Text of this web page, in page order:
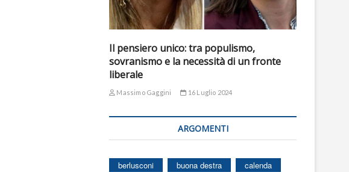
Il pensiero unico: tra populismo,
sovranismo e la necessità di un fronte
liberale
Massimo Gaggini 16 Luglio 2024
ARGOMENTI
berlusconi buona destra
calenda